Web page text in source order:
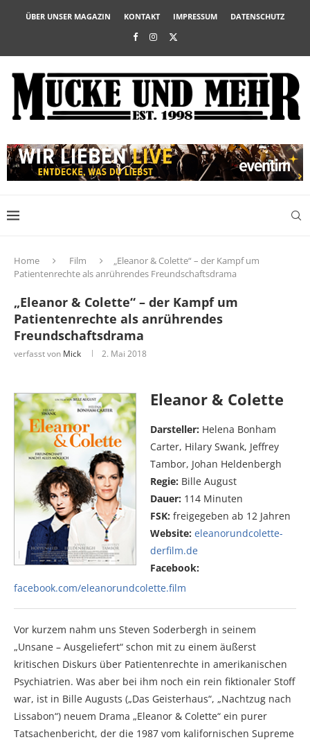
ÜBER UNSER MAGAZIN KONTAKT IMPRESSUM DATENSCHUTZ
Home Film
„Eleanor & Colette“ – der Kampf um
Patientenrechte als anrührendes Freundschaftsdrama
„Eleanor & Colette“ – der Kampf um
Patientenrechte als anrührendes
Freundschaftsdrama
verfasst von Mick 2. Mai 2018
Eleanor & Colette
Darsteller: Helena Bonham
Carter, Hilary Swank, Jeffrey
Tambor, Johan Heldenbergh
Regie: Bille August
Dauer: 114 Minuten
FSK: freigegeben ab 12 Jahren
Website: eleanorundcolette-
derfilm.de
Facebook:
facebook.com/eleanorundcolette.film
Vor kurzem nahm uns Steven Soderbergh in seinem
„Unsane – Ausgeliefert“ schon mit zu einem äußerst
kritischen Diskurs über Patientenrechte in amerikanischen
Psychiatrien. Was aber bei ihm noch ein rein fiktionaler Stoff
war, ist in Bille Augusts („Das Geisterhaus“, „Nachtzug nach
Lissabon“) neuem Drama „Eleanor & Colette“ ein purer
Tatsachenbericht, der die 1987 vom kalifornischen Supreme